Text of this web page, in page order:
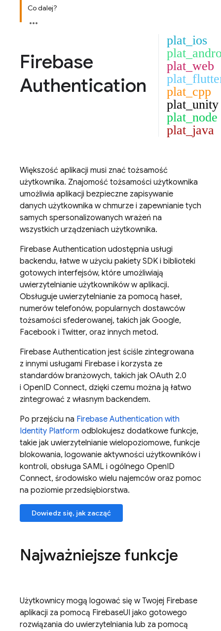
Co dalej?
Firebase
Authentication
plat_ios
plat_web
plat_cpp
plat_unity
plat_node
plat_java
Większość aplikacji musi znać tożsamość
użytkownika. Znajomość tożsamości użytkownika
umożliwia aplikacji bezpieczne zapisywanie
danych użytkownika w chmurze i zapewnianie tych
samych spersonalizowanych wrażeń na
wszystkich urządzeniach użytkownika.
Firebase Authentication udostępnia usługi
backendu, łatwe w użyciu pakiety SDK i biblioteki
gotowych interfejsów, które umożliwiają
uwierzytelnianie użytkowników w aplikacji.
Obsługuje uwierzytelnianie za pomocą haseł,
numerów telefonów, popularnych dostawców
tożsamości sfederowanej, takich jak Google,
Facebook i Twitter, oraz innych metod.
Firebase Authentication jest ściśle zintegrowana
z innymi usługami Firebase i korzysta ze
standardów branżowych, takich jak OAuth 2.0
i OpenID Connect, dzięki czemu można ją łatwo
zintegrować z własnym backendem.
Po przejściu na Firebase Authentication with
Identity Platform odblokujesz dodatkowe funkcje,
takie jak uwierzytelnianie wielopoziomowe, funkcje
blokowania, logowanie aktywności użytkowników i
kontroli, obsługa SAML i ogólnego OpenID
Connect, środowisko wielu najemców oraz pomoc
na poziomie przedsiębiorstwa.
Dowiedz się, jak zacząć
Najważniejsze funkcje
Użytkownicy mogą logować się w Twojej Firebase
aplikacji za pomocą FirebaseUI jako gotowego
rozwiązania do uwierzytelniania lub za pomocą